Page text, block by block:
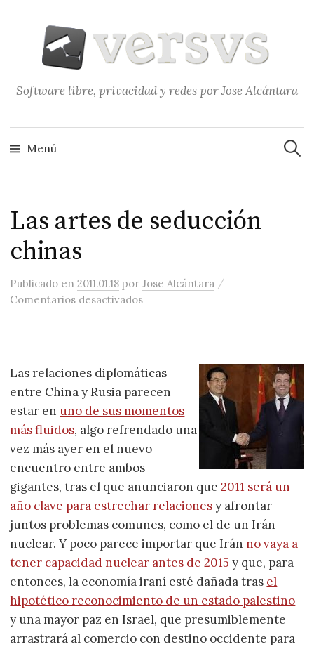
contenido
Software libre, privacidad y redes por Jose Alcántara
Menú
Las artes de seducción
chinas
Publicado en2011.01.18 porJose Alcántara /
Comentarios desactivadosen Las artes de seducción chinas
Las relaciones diplomáticas
entre China y Rusia parecen
estar en uno de sus momentos
más fluidos, algo refrendado una
vez más ayer en el nuevo
encuentro entre ambos
gigantes, tras el que anunciaron que2011 será un
año clave para estrechar relacionesy afrontar
juntos problemas comunes, como el de un Irán
nuclear. Y poco parece importar que Iránno vaya a
tener capacidad nuclear antes de 2015 y que, para
entonces, la economía iraní esté dañada tras el
hipotético reconocimiento de un estado palestino
y una mayor paz en Israel, que presumiblemente
arrastrará al comercio con destino occidente para